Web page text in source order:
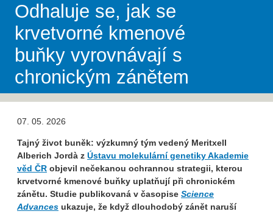
Odhaluje se, jak se
krvetvorné kmenové
buňky vyrovnávají s
chronickým zánětem
07. 05. 2026
Tajný život buněk: výzkumný tým vedený Meritxell
Alberich Jordà z Ústavu molekulární genetiky Akademie
věd ČR objevil nečekanou ochrannou strategii, kterou
krvetvorné kmenové buňky uplatňují při chronickém
zánětu. Studie publikovaná v časopise Science
Advances ukazuje, že když dlouhodobý zánět naruší